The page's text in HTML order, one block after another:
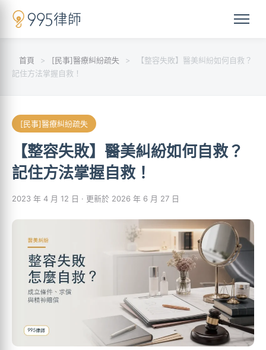
首頁 > [民事]醫療糾紛疏失 >
【整容失敗】醫美糾紛如何自救？
記住方法掌握自救！
[民事]醫療糾紛疏失
【整容失敗】醫美糾紛如何自救？
記住方法掌握自救！
2023 年 4 月 12 日 · 更新於 2026 年 6 月 27 日